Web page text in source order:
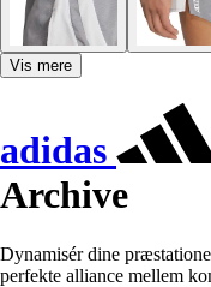
Vis mere
adidas
Archive
Dynamisér dine
perfekte alliance mellem